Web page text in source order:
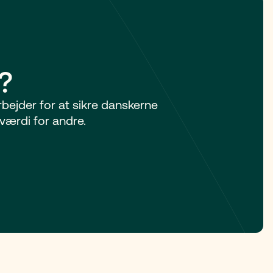
for at sikre danskerne
for andre.